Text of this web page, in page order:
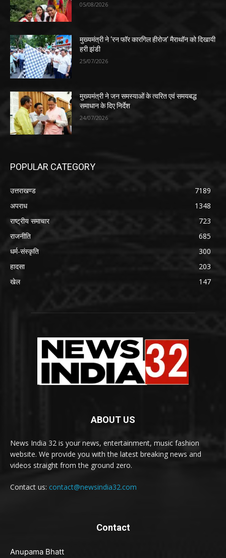
05/08/2026
मुख्यमंत्री ने ‘रन फॉर कारगिल हीरोज’ मैराथॉन को दिखायी
हरी झंडी
25/07/2026
मुख्यमंत्री ने जन समस्याओं के त्वरित एवं समयबद्ध
समाधान के दिए निर्देश
24/07/2026
POPULAR CATEGORY
उत्तराखण्ड
7189
अपराध
1348
राष्ट्रीय समाचार
723
राजनीति
685
धर्म-संस्कृति
300
हादसा
203
खेल
147
ABOUT US
News India 32 is your news, entertainment, music fashion
website. We provide you with the latest breaking news and
videos straight from the ground zero.
Contact us: contact@newsindia32.com
Contact
Anupama Bhatt